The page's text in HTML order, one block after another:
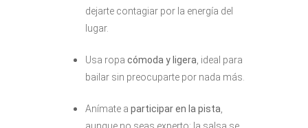
dejarte contagiar por la energía del
lugar.
Usa ropa cómoda y ligera , ideal para
bailar sin preocuparte por nada más.
Anímate a participar en la pista
aunque no seas experto: la salsa se